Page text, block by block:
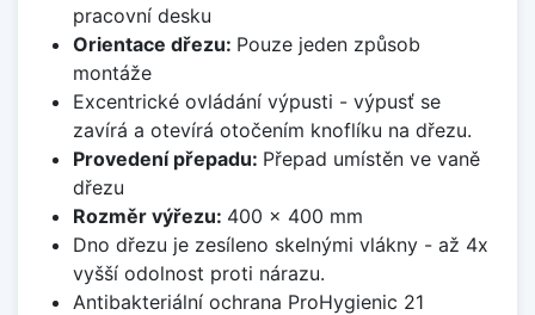
pracovní desku
Orientace dřezu: Pouze jeden způsob
montáže
Excentrické ovládání výpusti - výpusť se
zavírá a otevírá otočením knoflíku na dřezu.
Provedení přepadu: Přepad umístěn ve vaně
dřezu
Rozměr výřezu: 400 x 400 mm
Dno dřezu je zesíleno skelnými vlákny - až 4x
vyšší odolnost proti nárazu.
Antibakteriální ochrana ProHygienic 21